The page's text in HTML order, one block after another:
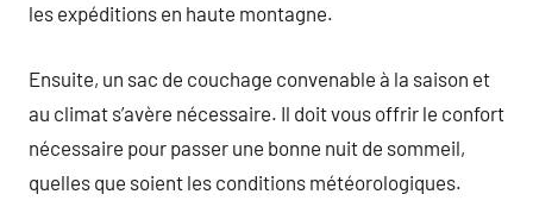
les expéditions en haute montagne.
Ensuite, un sac de couchage convenable à la saison et
au climat s’avère nécessaire. Il doit vous offrir le confort
nécessaire pour passer une bonne nuit de sommeil,
quelles que soient les conditions météorologiques.